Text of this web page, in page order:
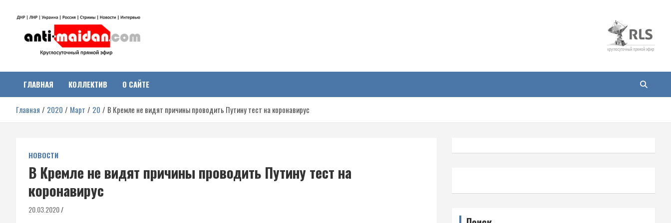
Антимайдан:
Гражданская война на
Украине
о гражданской войне на Украине, включая события в Новороссии,
ДНР, ЛНР и других регионах.
ГЛАВНАЯ КОЛЛЕКТИВ О САЙТЕ
Главная 2020 Март 20 В Кремле не видят причины проводить Путину тест на коронавирус
НОВОСТИ
В Кремле не видят причины проводить Путину тест на
коронавирус
20.03.2020